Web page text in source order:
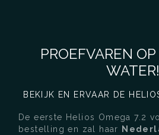
PROEFVAREN
WATER!
BEKIJK EN ERVAAR DE
De eerste Helios Omega 7.2
bestelling en zal haar